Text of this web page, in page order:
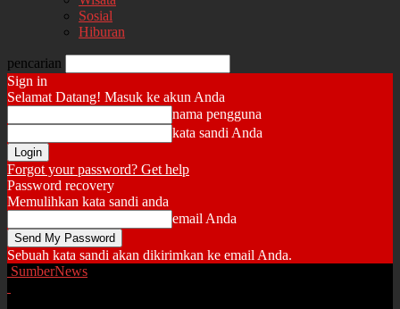
Sosial
Hiburan
pencarian
Sign in
Selamat Datang! Masuk ke akun Anda
nama pengguna
kata sandi Anda
Forgot your password? Get help
Password recovery
Memulihkan kata sandi anda
email Anda
Sebuah kata sandi akan dikirimkan ke email Anda.
SumberNews